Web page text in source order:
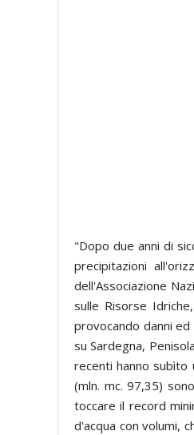
"Dopo due anni di
precipitazioni
dell'Associazione
sulle Risorse
provocando danni
su Sardegna,
recenti hanno subìto
(mln. mc. 97,35)
toccare il record
d'acqua con volumi,